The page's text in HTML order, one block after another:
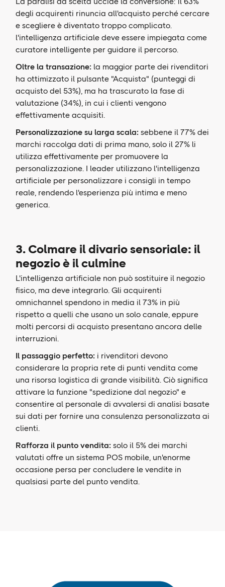
degli acquirenti rinuncia all'acquisto perché cercare
e scegliere è diventato troppo complicato.
l'intelligenza artificiale deve essere impiegata come
curatore intelligente per guidare il percorso.
Oltre la transazione: la maggior parte dei rivenditori
ha ottimizzato il pulsante "Acquista" (punteggi di
acquisto del 53%), ma ha trascurato la fase di
valutazione (34%), in cui i clienti vengono
effettivamente acquisiti.
Personalizzazione su larga scala: sebbene il 77% dei
marchi raccolga dati di prima mano, solo il 27% li
utilizza effettivamente per promuovere la
personalizzazione. I leader utilizzano l'intelligenza
artificiale per personalizzare i consigli in tempo
reale, rendendo l'esperienza più intima e meno
generica.
3. Colmare il divario sensoriale: il
negozio è il culmine
L'intelligenza artificiale non può sostituire il negozio
fisico, ma deve integrarlo. Gli acquirenti
omnichannel spendono in media il 73% in più
rispetto a quelli che usano un solo canale, eppure
molti percorsi di acquisto presentano ancora delle
interruzioni.
Il passaggio perfetto: i rivenditori devono
considerare la propria rete di punti vendita come
una risorsa logistica di grande visibilità. Ciò significa
attivare la funzione "spedizione dal negozio" e
consentire al personale di avvalersi di analisi basate
sui dati per fornire una consulenza personalizzata ai
clienti.
Rafforza il punto vendita: solo il 5% dei marchi
valutati offre un sistema POS mobile, un'enorme
occasione persa per concludere le vendite in
qualsiasi parte del punto vendita.